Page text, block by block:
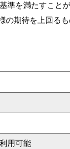
準を満たすこと
期待を上回るも
用可能